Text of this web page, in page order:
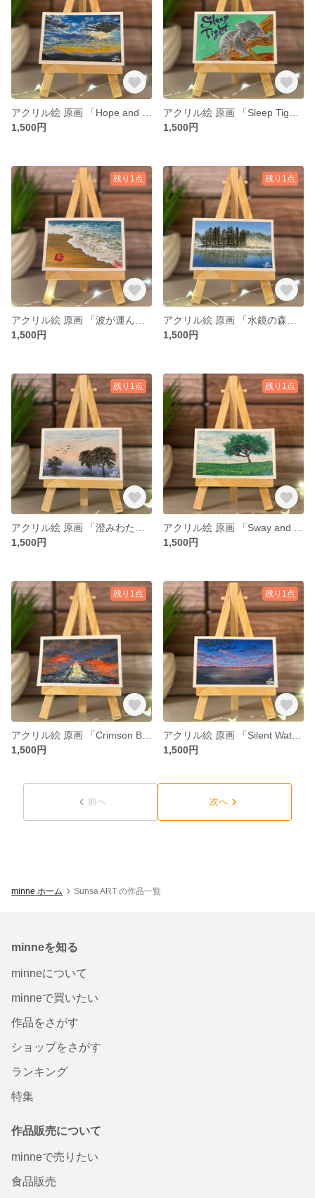
1,500円
1,500円
残り1点
1,500円
残り1点
1,500円
残り1点
1,500円
残り1点
1,500円
残り1点
1,500円
残り1点
1,500円
前へ 次へ
minne ホーム Sunsa ART の作品一覧
minneを知る
minneについて
minneで買いたい
作品をさがす
ショップをさがす
ランキング
特集
作品販売について
minneで売りたい
食品販売